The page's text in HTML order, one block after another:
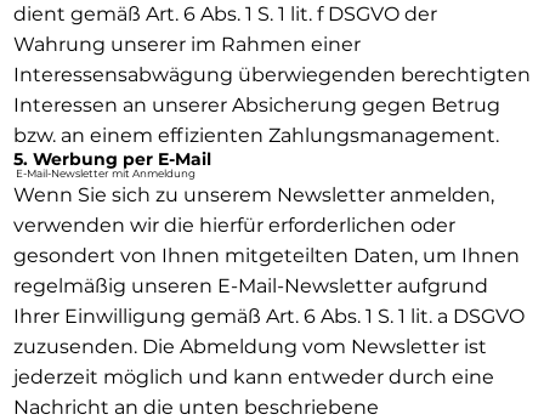
dient gemäß Art. 6 Abs. 1 S. 1 lit. f DSGVO der
Wahrung unserer im Rahmen einer
Interessensabwägung überwiegenden berechtigten
Interessen an unserer Absicherung gegen Betrug
bzw. an einem effizienten Zahlungsmanagement.
5. Werbung per E-Mail
E-Mail-Newsletter mit Anmeldung
Wenn Sie sich zu unserem Newsletter anmelden,
verwenden wir die hierfür erforderlichen oder
gesondert von Ihnen mitgeteilten Daten, um Ihnen
regelmäßig unseren E-Mail-Newsletter aufgrund
Ihrer Einwilligung gemäß Art. 6 Abs. 1 S. 1 lit. a DSGVO
zuzusenden. Die Abmeldung vom Newsletter ist
jederzeit möglich und kann entweder durch eine
Nachricht an die unten beschriebene